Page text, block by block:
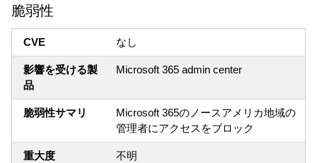
脆弱性
CVE なし
影響を受ける製
品
Microsoft 365 admin center
脆弱性サマリ
Microsoft 365のノースアメリカ地域の
管理者にアクセスをブロック
重大度 不明